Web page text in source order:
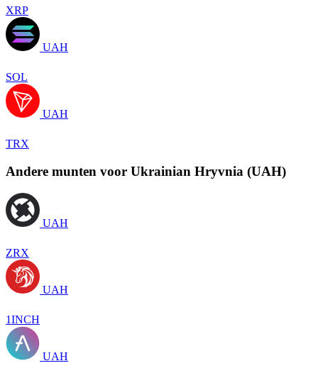
XRP
UAH
SOL
UAH
TRX
Andere munten voor Ukrainian Hryvnia (UAH)
UAH
ZRX
UAH
1INCH
UAH